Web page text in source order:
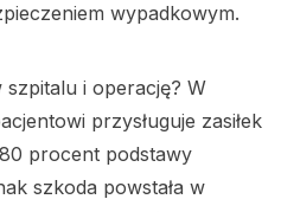
wypadkowym.
szpitalu i operację? W
przysługuje zasiłek
procent podstawy
szkoda powstała w